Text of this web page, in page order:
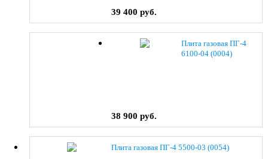
39 400 руб.
Плита газовая ПГ-4
6100-04 (0004)
38 900 руб.
Плита газовая ПГ-4 5500-03 (0054)